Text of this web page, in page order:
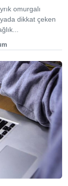
omurgalı
dikkat çeken